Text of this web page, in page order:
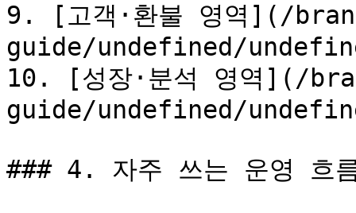
9. [고객·환불 영역](/
guide/undefined/
10. [성장·분석 영역](/
guide/undefined/
### 4. 자주 쓰는 운영 흐